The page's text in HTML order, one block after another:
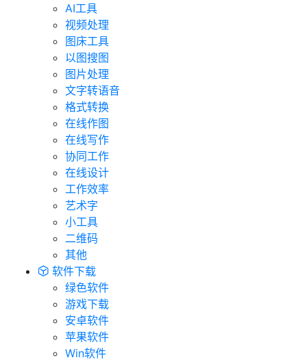
AI工具
视频处理
图床工具
以图搜图
图片处理
文字转语音
格式转换
在线作图
在线写作
协同工作
在线设计
工作效率
艺术字
小工具
二维码
其他
软件下载
绿色软件
游戏下载
安卓软件
苹果软件
Win软件